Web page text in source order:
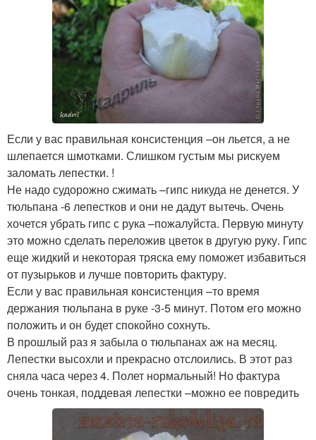
Если у вас правильная консистенция –он льется, а не
шлепается шмотками. Слишком густым мы рискуем
заломать лепестки. !
Не надо судорожно сжимать –гипс никуда не денется. У
тюльпана -6 лепестков и они не дадут вытечь. Очень
хочется убрать гипс с рука –пожалуйста. Первую минуту
это можно сделать переложив цветок в другую руку. Гипс
еще жидкий и некоторая тряска ему поможет избавиться
от пузырьков и лучше повторить фактуру.
Если у вас правильная консистенция –то время
держания тюльпана в руке -3-5 минут. Потом его можно
положить и он будет спокойно сохнуть.
В прошлый раз я забыла о тюльпанах аж на месяц.
Лепестки высохли и прекрасно отслоились. В этот раз
сняла часа через 4. Полет нормальный! Но фактура
очень тонкая, поддевая лепестки –можно ее повредить